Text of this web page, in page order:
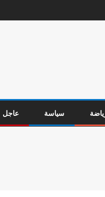
سياسة عاجل